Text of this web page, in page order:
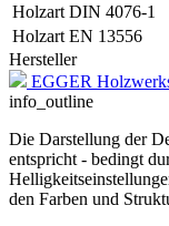
Holzart DIN 4076-1
Holzart EN 13556
Hersteller
EGGER
info_outline
Die Darstellung der
entspricht - bedingt
den Farben und